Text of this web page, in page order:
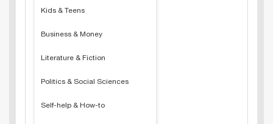
Kids & Teens
Business & Money
Literature & Fiction
Politics & Social Sciences
Self-help & How-to